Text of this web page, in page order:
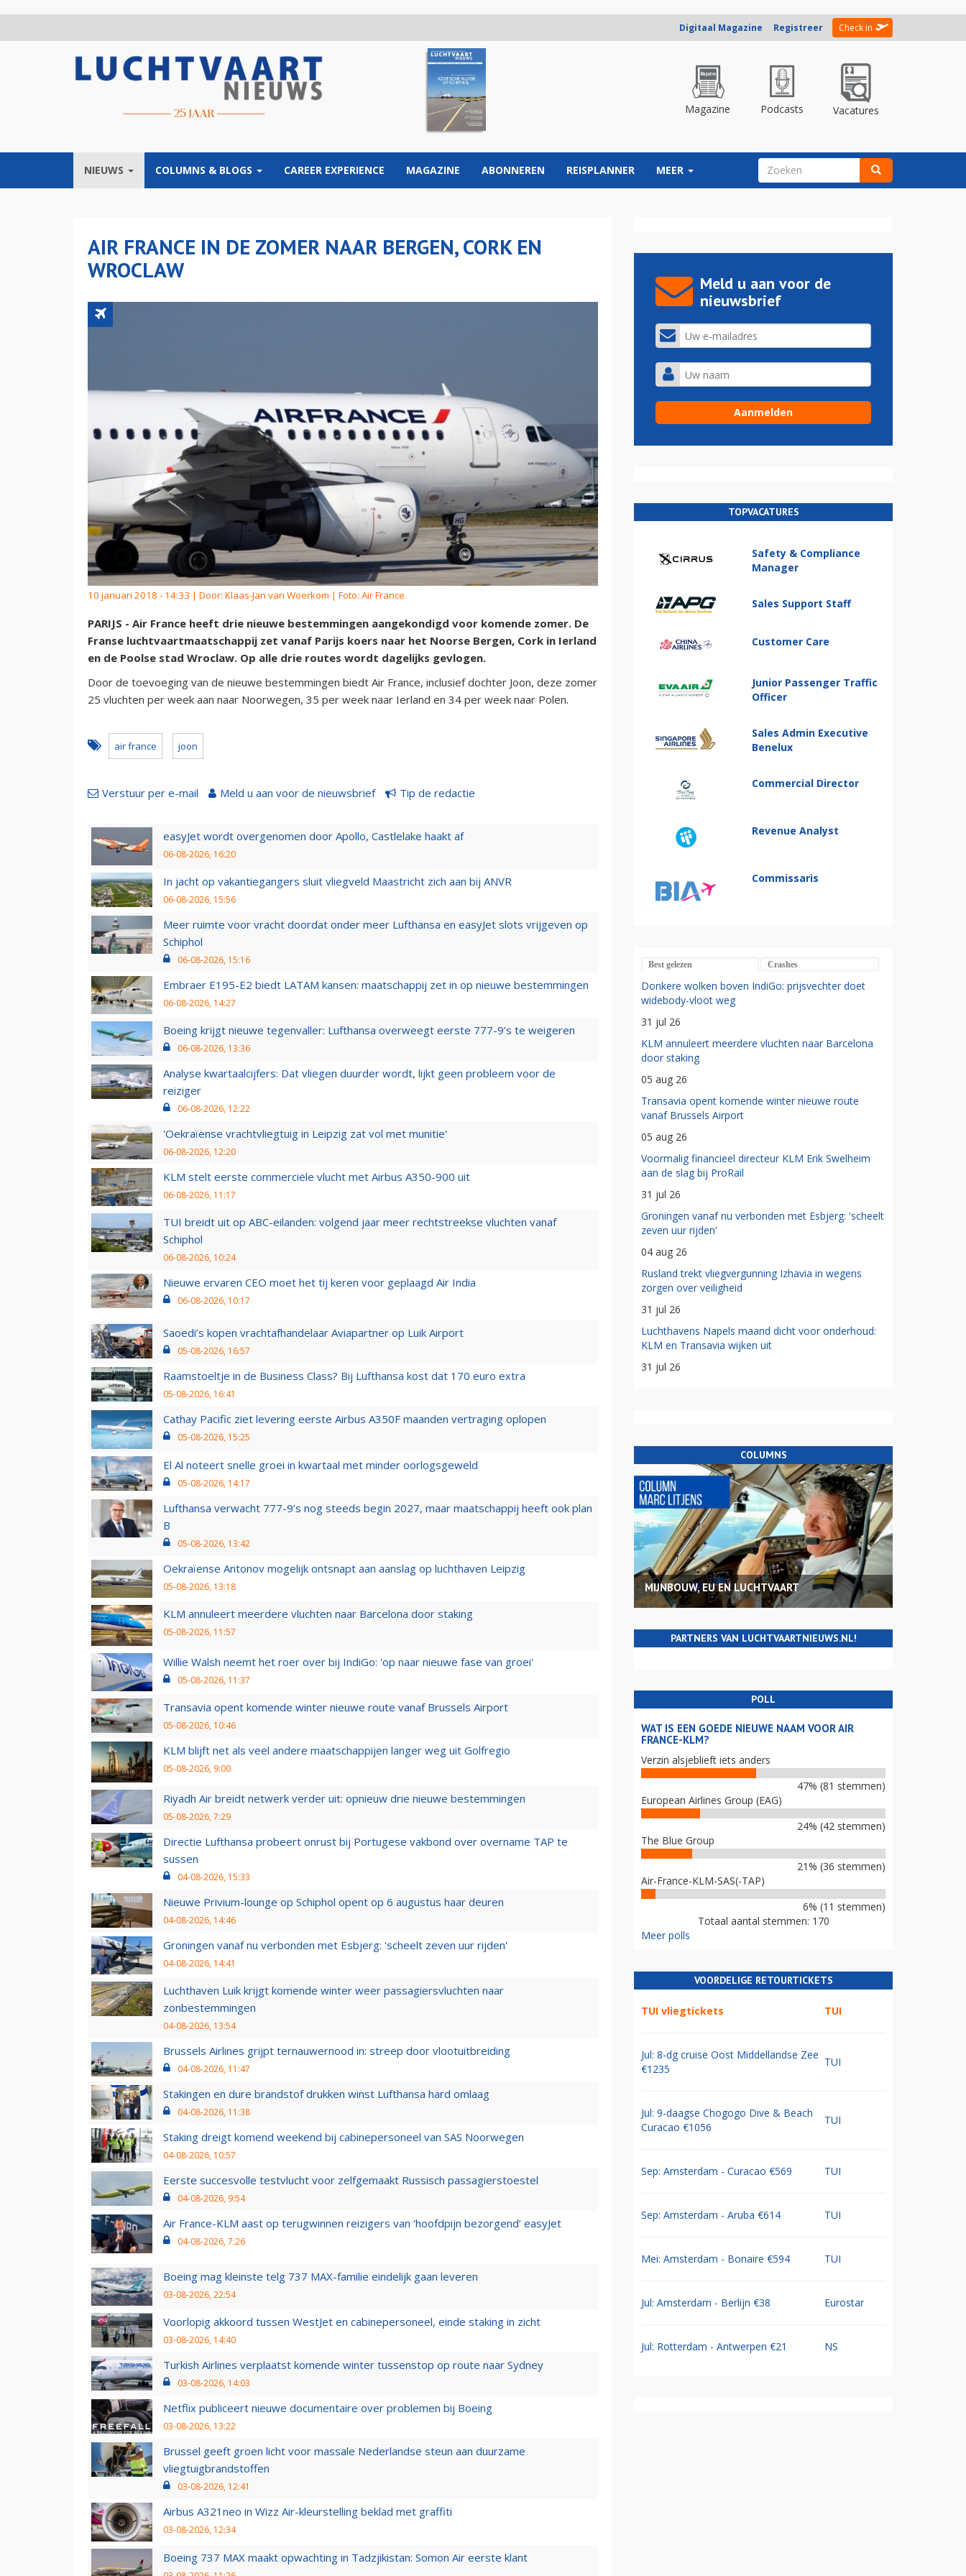
Digitaal Magazine Registreer Check in
Magazine Podcasts Vacatures
NIEUWS COLUMNS & BLOGS CAREER EXPERIENCE MAGAZINE ABONNEREN REISPLANNER MEER ZOEKVELD
AIR FRANCE IN DE ZOMER NAAR BERGEN, CORK EN
WROCLAW
10 januari 2018 - 14:33 | Door: Klaas-Jan van Woerkom | Foto: Air France
PARIJS - Air France heeft drie nieuwe bestemmingen aangekondigd voor komende zomer. De
Franse luchtvaartmaatschappij zet vanaf Parijs koers naar het Noorse Bergen, Cork in Ierland
en de Poolse stad Wroclaw. Op alle drie routes wordt dagelijks gevlogen.
Door de toevoeging van de nieuwe bestemmingen biedt Air France, inclusief dochter Joon, deze zomer
25 vluchten per week aan naar Noorwegen, 35 per week naar Ierland en 34 per week naar Polen.
air france joon
Verstuur per e-mail Meld u aan voor de nieuwsbrief Tip de redactie
easyJet wordt overgenomen door Apollo, Castlelake haakt af
06-08-2026, 16:20
In jacht op vakantiegangers sluit vliegveld Maastricht zich aan bij ANVR
06-08-2026, 15:56
Meer ruimte voor vracht doordat onder meer Lufthansa en easyJet slots vrijgeven op
Schiphol
06-08-2026, 15:16
Embraer E195-E2 biedt LATAM kansen: maatschappij zet in op nieuwe bestemmingen
06-08-2026, 14:27
Boeing krijgt nieuwe tegenvaller: Lufthansa overweegt eerste 777-9’s te weigeren
06-08-2026, 13:36
Analyse kwartaalcijfers: Dat vliegen duurder wordt, lijkt geen probleem voor de
reiziger
06-08-2026, 12:22
'Oekraïense vrachtvliegtuig in Leipzig zat vol met munitie'
06-08-2026, 12:20
KLM stelt eerste commerciële vlucht met Airbus A350-900 uit
06-08-2026, 11:17
TUI breidt uit op ABC-eilanden: volgend jaar meer rechtstreekse vluchten vanaf
Schiphol
06-08-2026, 10:24
Nieuwe ervaren CEO moet het tij keren voor geplaagd Air India
06-08-2026, 10:17
Saoedi’s kopen vrachtafhandelaar Aviapartner op Luik Airport
05-08-2026, 16:57
Raamstoeltje in de Business Class? Bij Lufthansa kost dat 170 euro extra
05-08-2026, 16:41
Cathay Pacific ziet levering eerste Airbus A350F maanden vertraging oplopen
05-08-2026, 15:25
El Al noteert snelle groei in kwartaal met minder oorlogsgeweld
05-08-2026, 14:17
Lufthansa verwacht 777-9’s nog steeds begin 2027, maar maatschappij heeft ook plan
B
05-08-2026, 13:42
Oekraïense Antonov mogelijk ontsnapt aan aanslag op luchthaven Leipzig
05-08-2026, 13:18
KLM annuleert meerdere vluchten naar Barcelona door staking
05-08-2026, 11:57
Willie Walsh neemt het roer over bij IndiGo: 'op naar nieuwe fase van groei'
05-08-2026, 11:37
Transavia opent komende winter nieuwe route vanaf Brussels Airport
05-08-2026, 10:46
KLM blijft net als veel andere maatschappijen langer weg uit Golfregio
05-08-2026, 9:00
Riyadh Air breidt netwerk verder uit: opnieuw drie nieuwe bestemmingen
05-08-2026, 7:29
Directie Lufthansa probeert onrust bij Portugese vakbond over overname TAP te
sussen
04-08-2026, 15:33
Nieuwe Privium-lounge op Schiphol opent op 6 augustus haar deuren
04-08-2026, 14:46
Groningen vanaf nu verbonden met Esbjerg: 'scheelt zeven uur rijden'
04-08-2026, 14:41
Luchthaven Luik krijgt komende winter weer passagiersvluchten naar
zonbestemmingen
04-08-2026, 13:54
Brussels Airlines grijpt ternauwernood in: streep door vlootuitbreiding
04-08-2026, 11:47
Stakingen en dure brandstof drukken winst Lufthansa hard omlaag
04-08-2026, 11:38
Staking dreigt komend weekend bij cabinepersoneel van SAS Noorwegen
04-08-2026, 10:57
Eerste succesvolle testvlucht voor zelfgemaakt Russisch passagierstoestel
04-08-2026, 9:54
Air France-KLM aast op terugwinnen reizigers van ‘hoofdpijn bezorgend’ easyJet
04-08-2026, 7:26
Boeing mag kleinste telg 737 MAX-familie eindelijk gaan leveren
03-08-2026, 22:54
Voorlopig akkoord tussen WestJet en cabinepersoneel, einde staking in zicht
03-08-2026, 14:40
Turkish Airlines verplaatst komende winter tussenstop op route naar Sydney
03-08-2026, 14:03
Netflix publiceert nieuwe documentaire over problemen bij Boeing
03-08-2026, 13:22
Brussel geeft groen licht voor massale Nederlandse steun aan duurzame
vliegtuigbrandstoffen
03-08-2026, 12:41
Airbus A321neo in Wizz Air-kleurstelling beklad met graffiti
03-08-2026, 12:34
Boeing 737 MAX maakt opwachting in Tadzjikistan: Somon Air eerste klant
Meld u aan voor de
nieuwsbrief
TOPVACATURES
Safety & Compliance
Manager
Sales Support Staff
Customer Care
Junior Passenger Traffic
Officer
Sales Admin Executive
Benelux
Commercial Director
Revenue Analyst
Commissaris
Best gelezen Crashes
Donkere wolken boven IndiGo: prijsvechter doet
widebody-vloot weg
31 jul 26
KLM annuleert meerdere vluchten naar Barcelona
door staking
05 aug 26
Transavia opent komende winter nieuwe route
vanaf Brussels Airport
05 aug 26
Voormalig financieel directeur KLM Erik Swelheim
aan de slag bij ProRail
31 jul 26
Groningen vanaf nu verbonden met Esbjerg: 'scheelt
zeven uur rijden'
04 aug 26
Rusland trekt vliegvergunning Izhavia in wegens
zorgen over veiligheid
31 jul 26
Luchthavens Napels maand dicht voor onderhoud:
KLM en Transavia wijken uit
31 jul 26
COLUMNS
MIJNBOUW, EU EN LUCHTVAART
PARTNERS VAN LUCHTVAARTNIEUWS.NL!
POLL
WAT IS EEN GOEDE NIEUWE NAAM VOOR AIR
FRANCE-KLM?
Verzin alsjeblieft iets anders
47% (81 stemmen)
European Airlines Group (EAG)
24% (42 stemmen)
The Blue Group
21% (36 stemmen)
Air-France-KLM-SAS(-TAP)
6% (11 stemmen)
Totaal aantal stemmen: 170
Meer polls
VOORDELIGE RETOURTICKETS
TUI vliegtickets TUI
Jul: 8-dg cruise Oost Middellandse Zee
€1235
TUI
Jul: 9-daagse Chogogo Dive & Beach
Curacao €1056
TUI
Sep: Amsterdam - Curacao €569 TUI
Sep: Amsterdam - Aruba €614 TUI
Mei: Amsterdam - Bonaire €594 TUI
Jul: Amsterdam - Berlijn €38 Eurostar
Jul: Rotterdam - Antwerpen €21 NS